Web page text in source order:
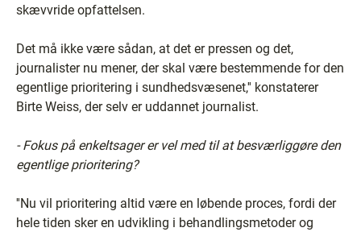
skævvride opfattelsen.
Det må ikke være sådan, at det er pressen og det,
journalister nu mener, der skal være bestemmende for den
egentlige prioritering i sundhedsvæsenet,'' konstaterer
Birte Weiss, der selv er uddannet journalist.
- Fokus på enkeltsager er vel med til at besværliggøre den
egentlige prioritering?
''Nu vil prioritering altid være en løbende proces, fordi der
hele tiden sker en udvikling i behandlingsmetoder og